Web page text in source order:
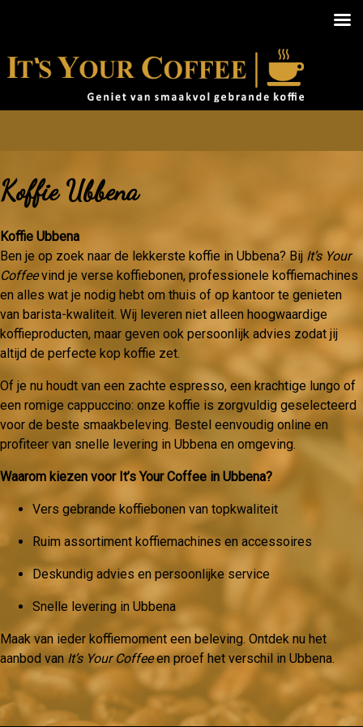
Koffie Ubbena
Koffie Ubbena
Ben je op zoek naar de lekkerste koffie in Ubbena? Bij It’s Your
Coffeevind je verse koffiebonen, professionele koffiemachines
en alles wat je nodig hebt om thuis of op kantoor te genieten
van barista-kwaliteit. Wij leveren niet alleen hoogwaardige
koffieproducten, maar geven ook persoonlijk advies zodat jij
altijd de perfecte kop koffie zet.
Of je nu houdt van een zachte espresso, een krachtige lungo of
een romige cappuccino: onze koffie is zorgvuldig geselecteerd
voor de beste smaakbeleving. Bestel eenvoudig online en
profiteer van snelle levering in Ubbena en omgeving.
Waarom kiezen voor It’s Your Coffee in Ubbena?
Vers gebrande koffiebonen van topkwaliteit
Ruim assortiment koffiemachines en accessoires
Deskundig advies en persoonlijke service
Snelle levering in Ubbena
Maak van ieder koffiemoment een beleving. Ontdek nu het
aanbod van It’s Your Coffeeen proef het verschil in Ubbena.